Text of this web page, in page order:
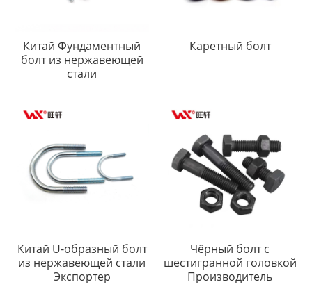
Китай Фундаментный
болт из нержавеющей
стали
Каретный болт
Китай U-образный болт
из нержавеющей стали
Экспортер
Чёрный болт с
шестигранной головкой
Производитель